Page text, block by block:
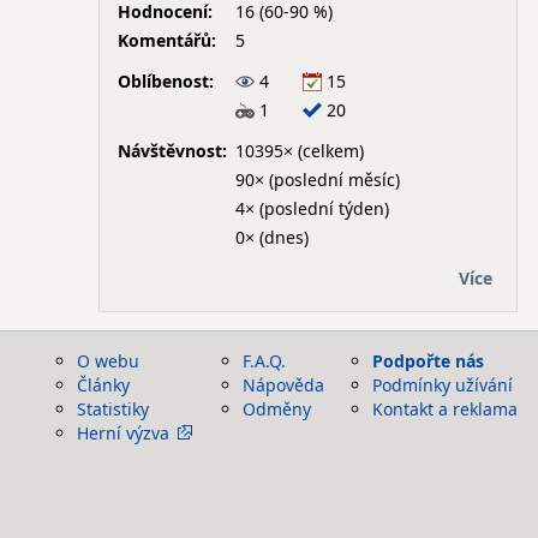
Hodnocení:
16 (60-90 %)
Komentářů:
5
Oblíbenost:
4
15
1
20
Návštěvnost: 10395× (celkem)
90× (poslední měsíc)
4× (poslední týden)
0× (dnes)
Více
O webu
Články
Statistiky
Herní výzva
F.A.Q.
Nápověda
Odměny
Podpořte nás
Podmínky užívání
Kontakt a reklama